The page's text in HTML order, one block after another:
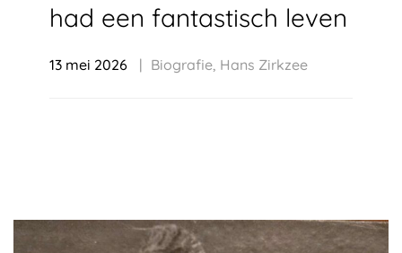
had een fantastisch leven
13 mei 2026 Biografie Hans Zirkzee